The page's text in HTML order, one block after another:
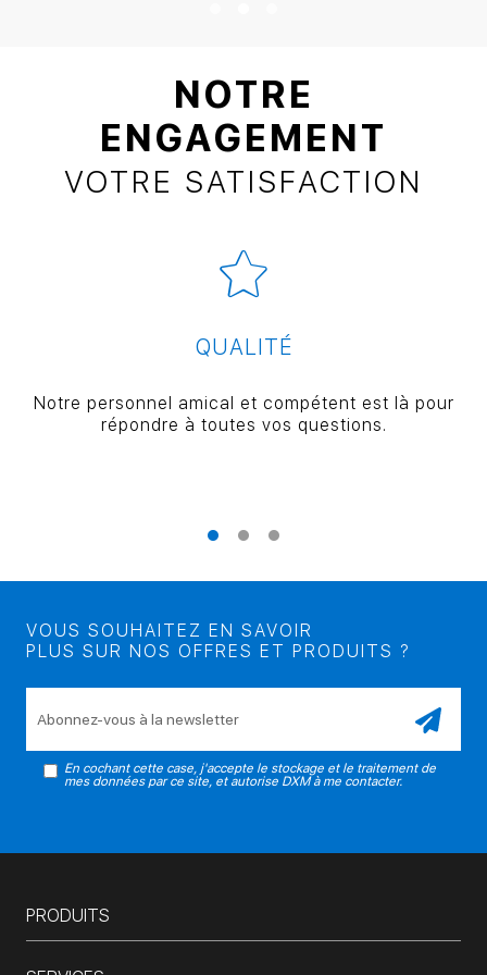
NOTRE
ENGAGEMENT
VOTRE SATISFACTION
QUALITÉ
Notre personnel amical et compétent est là pour
répondre à toutes vos questions.
VOUS SOUHAITEZ EN SAVOIR
PLUS SUR NOS OFFRES ET PRODUITS ?
En cochant cette case, j'accepte le stockage et le traitement de
mes données par ce site, et autorise DXM à me contacter.
PRODUITS